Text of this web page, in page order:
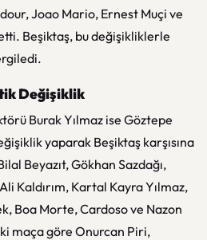
Joao Mario, Ernest Muçi ve
Beşiktaş, bu değişikliklerle
Değişiklik
Burak Yılmaz ise Göztepe
yaparak Beşiktaş karşısına
Beyazıt, Gökhan Sazdağı,
Kaldırım, Kartal Kayra Yılmaz,
Boa Morte, Cardoso ve Nazon
maça göre Onurcan Piri,